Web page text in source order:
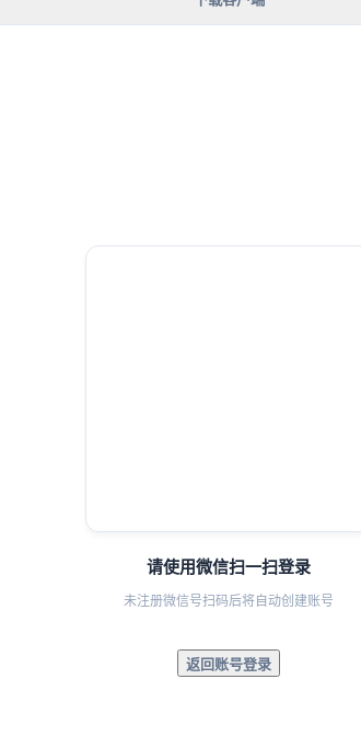
请使用微信扫一扫登录
未注册微信号扫码后将自动创建账号
返回账号登录